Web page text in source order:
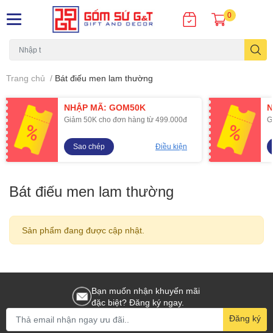
0
Trang chủ / Bát điếu men lam thường
NHẬP MÃ: GOM50K
Giảm 50K cho đơn hàng từ 499.000đ
Sao chép Điều kiện
Bát điếu men lam thường
Sản phẩm đang được cập nhật.
Bạn muốn nhận khuyến mãi
đặc biệt? Đăng ký ngay.
Đăng ký